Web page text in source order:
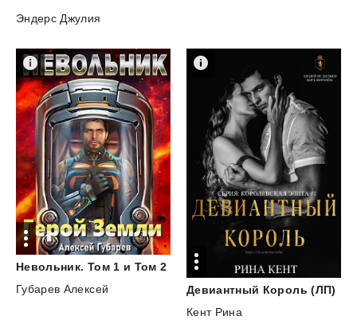
Эндерс Джулия
Невольник. Том 1 и Том 2
Губарев Алексей
Девиантный Король (ЛП)
Кент Рина